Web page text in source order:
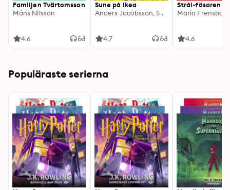
Familjen Tvärtomsson
Måns Nilsson
4.6
Sune på Ikea
Anders Jacobsson, Sören Olsson
4.7
Strål-fösaren
4.6
Populäraste serierna